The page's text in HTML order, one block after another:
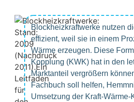
Blockheizkraftwerke nutzen
effizient, weil sie in einem
Wärme erzeugen. Diese
Kopplung (KWK) hat in den
Marktanteil vergrößern
Fachbuch soll helfen,
Umsetzung der Kraft-Wärme-